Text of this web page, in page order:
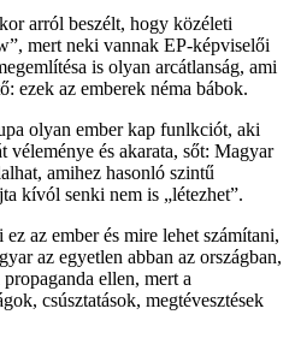
arról beszélt, hogy közéleti
mert neki vannak EP-képviselői
is olyan arcátlanság, ami
ezek az emberek néma bábok.
olyan ember kap funlkciót, aki
véleménye és akarata, sőt: Magyar
amihez hasonló szintű
kívól senki nem is „létezhet”.
az ember és mire lehet számítani,
az egyetlen abban az országban,
ellen, mert a
csúsztatások, megtévesztések